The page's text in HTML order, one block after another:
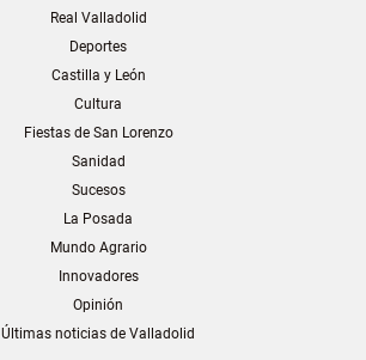
Real Valladolid
Deportes
Castilla y León
Cultura
Fiestas de San Lorenzo
Sanidad
Sucesos
La Posada
Mundo Agrario
Innovadores
Opinión
Últimas noticias de Valladolid